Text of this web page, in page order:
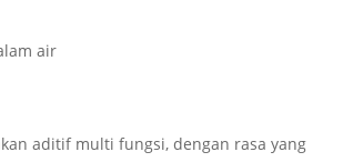
air
aditif multi fungsi, dengan rasa yang